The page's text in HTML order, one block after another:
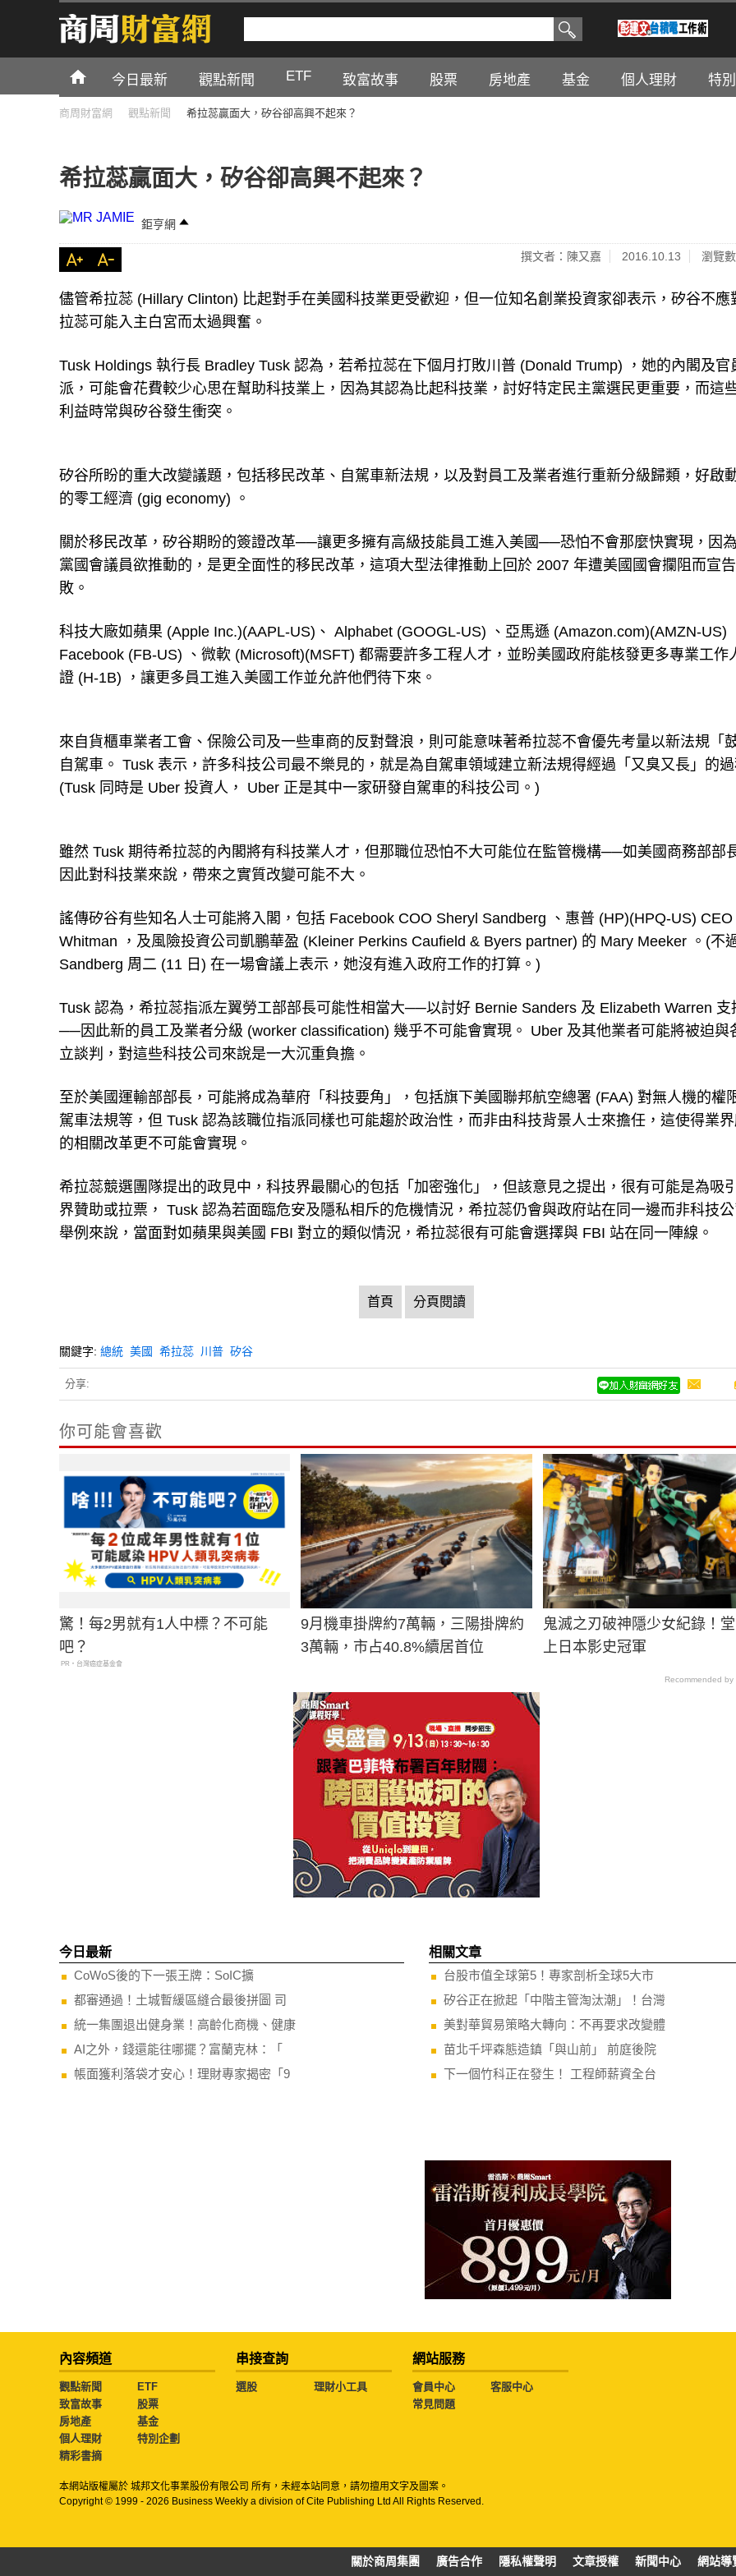
今日最新 觀點新聞 ETF 致富故事 股票 房地產 基金 個人理財 特
商周財富網 觀點新聞 希拉蕊贏面大，矽谷卻高興不起來？
希拉蕊贏面大，矽谷卻高興不起來？
鉅亨網
撰文者：陳又嘉 2016.10.13 瀏覽
儘管希拉蕊 (Hillary Clinton) 比起對手在美國科技業更受歡迎，但一位知名創業投資家卻表示，矽谷不應
拉蕊可能入主白宮而太過興奮。
Tusk Holdings 執行長 Bradley Tusk 認為，若希拉蕊在下個月打敗川普 (Donald Trump) ，她的內閣及官
派，可能會花費較少心思在幫助科技業上，因為其認為比起科技業，討好特定民主黨選民更重要，而這
利益時常與矽谷發生衝突。
矽谷所盼的重大改變議題，包括移民改革、自駕車新法規，以及對員工及業者進行重新分級歸類，好啟
的零工經濟 (gig economy) 。
關於移民改革，矽谷期盼的簽證改革──讓更多擁有高級技能員工進入美國──恐怕不會那麼快實現，因
黨國會議員欲推動的，是更全面性的移民改革，這項大型法律推動上回於 2007 年遭美國國會攔阻而宣
敗。
科技大廠如蘋果 (Apple Inc.)(AAPL-US)、 Alphabet (GOOGL-US) 、亞馬遜 (Amazon.com)(AMZN-US)
Facebook (FB-US) 、微軟 (Microsoft)(MSFT) 都需要許多工程人才，並盼美國政府能核發更多專業工作
證 (H-1B) ，讓更多員工進入美國工作並允許他們待下來。
來自貨櫃車業者工會、保險公司及一些車商的反對聲浪，則可能意味著希拉蕊不會優先考量以新法規「
自駕車。 Tusk 表示，許多科技公司最不樂見的，就是為自駕車領域建立新法規得經過「又臭又長」的
(Tusk 同時是 Uber 投資人， Uber 正是其中一家研發自駕車的科技公司。)
雖然 Tusk 期待希拉蕊的內閣將有科技業人才，但那職位恐怕不大可能位在監管機構──如美國商務部部
因此對科技業來說，帶來之實質改變可能不大。
謠傳矽谷有些知名人士可能將入閣，包括 Facebook COO Sheryl Sandberg 、惠普 (HP)(HPQ-US) CEO
Whitman ，及風險投資公司凱鵬華盈 (Kleiner Perkins Caufield & Byers partner) 的 Mary Meeker 。(不
Sandberg 周二 (11 日) 在一場會議上表示，她沒有進入政府工作的打算。)
Tusk 認為，希拉蕊指派左翼勞工部部長可能性相當大──以討好 Bernie Sanders 及 Elizabeth Warren 支
──因此新的員工及業者分級 (worker classification) 幾乎不可能會實現。 Uber 及其他業者可能將被迫與
立談判，對這些科技公司來說是一大沉重負擔。
至於美國運輸部部長，可能將成為華府「科技要角」，包括旗下美國聯邦航空總署 (FAA) 對無人機的權
駕車法規等，但 Tusk 認為該職位指派同樣也可能趨於政治性，而非由科技背景人士來擔任，這使得業
的相關改革更不可能會實現。
希拉蕊競選團隊提出的政見中，科技界最關心的包括「加密強化」，但該意見之提出，很有可能是為吸
界贊助或拉票， Tusk 認為若面臨危安及隱私相斥的危機情況，希拉蕊仍會與政府站在同一邊而非科技
舉例來說，當面對如蘋果與美國 FBI 對立的類似情況，希拉蕊很有可能會選擇與 FBI 站在同一陣線。
首頁 分頁閱讀
關鍵字: 總統 美國 希拉蕊 川普 矽谷
分享:
你可能會喜歡
驚！每2男就有1人中標？不可能
吧？
PR・台灣癌症基金會
9月機車掛牌約7萬輛，三陽掛牌約
3萬輛，市占40.8%續居首位
鬼滅之刃破神隱少女紀錄！
上日本影史冠軍
Recommended by
今日最新
CoWoS後的下一張王牌：SoIC擴
都審通過！土城暫緩區縫合最後拼圖 司
統一集團退出健身業！高齡化商機、健康
AI之外，錢還能往哪擺？富蘭克林：「
帳面獲利落袋才安心！理財專家揭密「9
相關文章
台股市值全球第5！專家剖析全球5大市
矽谷正在掀起「中階主管淘汰潮」！台灣
美對華貿易策略大轉向：不再要求改變體
苗北千坪森態造鎮「與山前」 前庭後院
下一個竹科正在發生！ 工程師薪資全台
內容頻道
觀點新聞
ETF
致富故事
股票
房地產
基金
個人理財
特別企劃
精彩書摘
串接查詢
選股 理財小工具
網站服務
會員中心
客服中心
常見問題
本網站版權屬於 城邦文化事業股份有限公司 所有，未經本站同意，請勿擅用文字及圖案。
Copyright © 1999 - 2026 Business Weekly a division of Cite Publishing Ltd All Rights Reserved.
關於商周集團 廣告合作 隱私權聲明 文章授權 新聞中心 網站導